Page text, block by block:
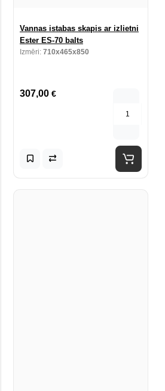
Vannas istabas skapis ar izlietni
Ester ES-70 balts
Izmēri: 710x465x850
307,00 €